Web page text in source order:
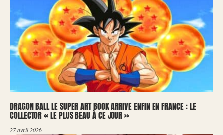
DRAGON BALL LE SUPER ART BOOK ARRIVE ENFIN EN FRANCE : LE
COLLECTOR « LE PLUS BEAU À CE JOUR »
27 avril 2026